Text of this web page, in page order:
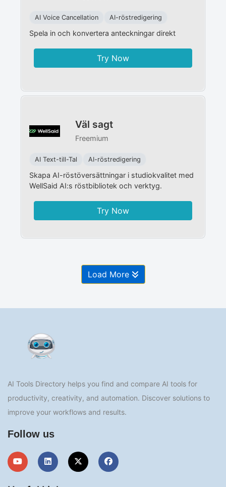
AI Voice Cancellation AI-röstredigering
Spela in och konvertera anteckningar direkt
Try Now
Väl sagt
Freemium
AI Text-till-Tal AI-röstredigering
Skapa AI-röstöversättningar i studiokvalitet med
WellSaid AI:s röstbibliotek och verktyg.
Try Now
Load More
AI Tools Directory helps you find and compare AI tools for
productivity, creativity, and automation. Discover solutions to
improve your workflows and results.
Follow us